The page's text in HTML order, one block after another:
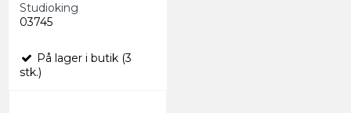
Studioking
03745
På lager i butik (3
stk.)